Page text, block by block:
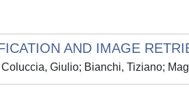
AND IMAGE
Giulio; Bianchi, Tiziano;